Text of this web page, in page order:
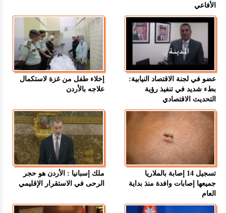
الأفاعي
عضو في لجنة الاقتصاد النيابية:
بطء شديد في تنفيذ رؤية
التحديث الاقتصادي
إخلاء طفل من غزة لاستكمال
علاجه بالأردن
تسجيل 14 إصابة بالملاريا
جميعها إصابات وافدة منذ بداية
العام
ملك إسبانيا : الأردن هو حجر
الرحى في الاستقرار الإقليمي